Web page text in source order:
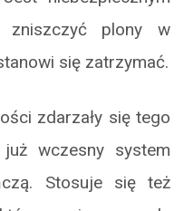
zniszczyć plony w
się zatrzymać.
zdarzały się tego
wczesny system
Stosuje się też